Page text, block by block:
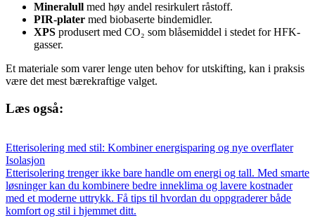
Mineralull med høy andel resirkulert råstoff.
PIR-plater med biobaserte bindemidler.
XPS produsert med CO₂ som blåsemiddel i stedet for HFK-
gasser.
Et materiale som varer lenge uten behov for utskifting, kan i praksis
være det mest bærekraftige valget.
Læs også:
Etterisolering med stil: Kombiner energisparing og nye overflater
Isolasjon
Etterisolering trenger ikke bare handle om energi og tall. Med smarte
løsninger kan du kombinere bedre inneklima og lavere kostnader
med et moderne uttrykk. Få tips til hvordan du oppgraderer både
komfort og stil i hjemmet ditt.